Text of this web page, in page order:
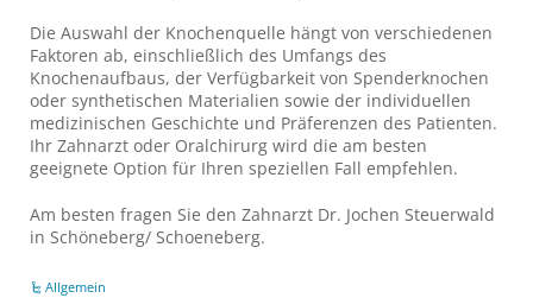
Die Auswahl der Knochenquelle hängt von verschiedenen
Faktoren ab, einschließlich des Umfangs des
Knochenaufbaus, der Verfügbarkeit von Spenderknochen
oder synthetischen Materialien sowie der individuellen
medizinischen Geschichte und Präferenzen des Patienten.
Ihr Zahnarzt oder Oralchirurg wird die am besten
geeignete Option für Ihren speziellen Fall empfehlen.
Am besten fragen Sie den Zahnarzt Dr. Jochen Steuerwald
in Schöneberg/ Schoeneberg.
Allgemein